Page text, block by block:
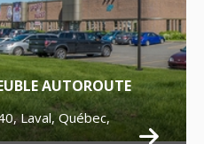
AUTOROUTE
Laval, Québec,